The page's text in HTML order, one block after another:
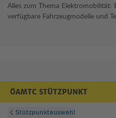
Alles zum Thema Elektromobilität:
verfügbare Fahrzeugmodelle und
ÖAMTC STÜTZPUNKT